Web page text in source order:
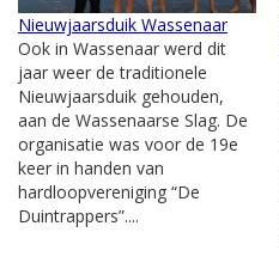
Nieuwjaarsduik Wassenaar
Ook in Wassenaar werd dit
jaar weer de traditionele
Nieuwjaarsduik gehouden,
aan de Wassenaarse Slag. De
organisatie was voor de 19e
keer in handen van
hardloopvereniging “De
Duintrappers”....